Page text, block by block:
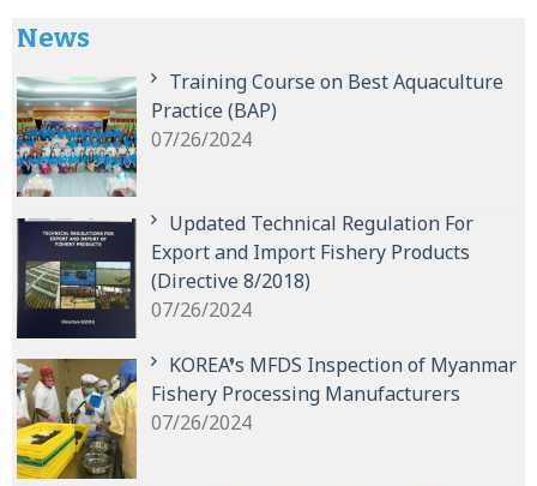
News
Training Course on Best Aquaculture
Practice (BAP)
07/26/2024
Updated Technical Regulation For
Export and Import Fishery Products
(Directive 8/2018)
07/26/2024
KOREA’s MFDS Inspection of Myanmar
Fishery Processing Manufacturers
07/26/2024